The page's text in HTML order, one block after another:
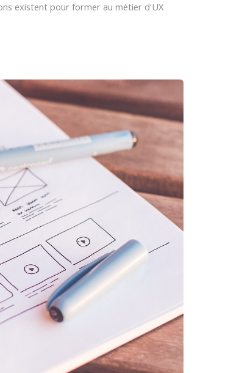
existent pour former au métier d'UX